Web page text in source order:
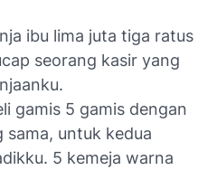
ibu lima juta tiga ratus
seorang kasir yang
gamis 5 gamis dengan
sama, untuk kedua
5 kemeja warna